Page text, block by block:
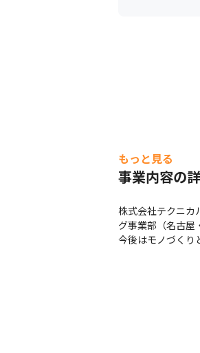
もっと見る
事業内容の
株式会社テクニカ
グ事業部（名古屋
今後はモノづくり